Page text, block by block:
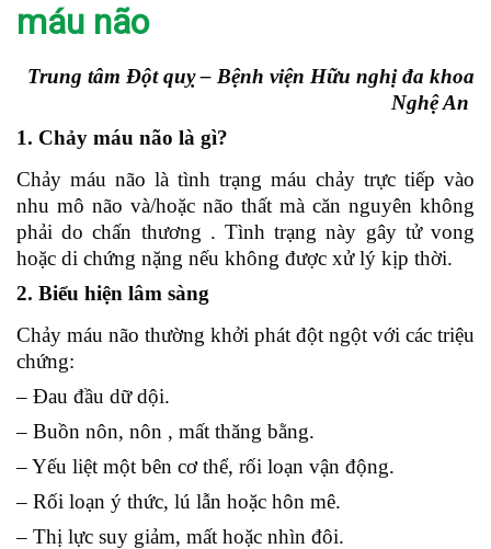
máu não
Trung tâm Đột quỵ – Bệnh viện Hữu nghị đa khoa
Nghệ An
1. Chảy máu não là gì?
Chảy máu não là tình trạng máu chảy trực tiếp vào
nhu mô não và/hoặc não thất mà căn nguyên không
phải do chấn thương . Tình trạng này gây tử vong
hoặc di chứng nặng nếu không được xử lý kịp thời.
2. Biểu hiện lâm sàng
Chảy máu não thường khởi phát đột ngột với các triệu
chứng:
– Đau đầu dữ dội.
– Buồn nôn, nôn , mất thăng bằng.
– Yếu liệt một bên cơ thể, rối loạn vận động.
– Rối loạn ý thức, lú lẫn hoặc hôn mê.
– Thị lực suy giảm, mất hoặc nhìn đôi.